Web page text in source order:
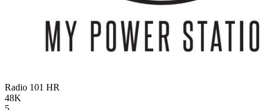
Radio 101 HR
48K